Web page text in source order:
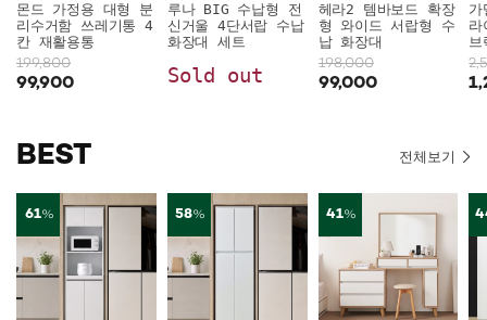
몬드 가정용 대형 분
리수거함 쓰레기통 4
칸 재활용통
199,800
99,900
루나 BIG 수납형 전
신거울 4단서랍 수납
화장대 세트
Sold out
헤라2 템바보드 확장
형 와이드 서랍형 수
납 화장대
198,000
99,000
브
BEST 전체보기
61% 58% 41%